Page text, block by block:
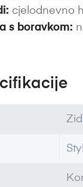
cjelodnevno
s boravkom: